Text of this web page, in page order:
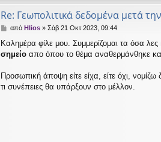
Re: Γεωπολιτικά δεδομένα μετά
Δ
μ
ο
ί
υ
από Hlios» Σάβ 21 Οκτ 2023, 09:44
Καλημέρα φίλε μου. Συμμερίζομαι τα όσα
σημείο απο όπου το θέμα αναθερμάνθηκε και
Προσωπική άποψη είτε είχα, είτε όχι,
τι συνέπειες θα υπάρξουν στο μέλλον.